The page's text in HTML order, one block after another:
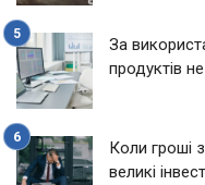
За
продуктів
Коли гроші
великі